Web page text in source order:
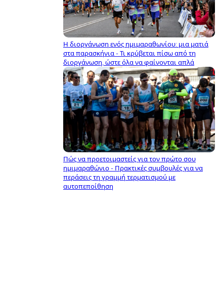
Η διοργάνωση ενός ημιμαραθωνίου: μια ματιά
στα παρασκήνια - Τι κρύβεται πίσω από τη
διοργάνωση, ώστε όλα να φαίνονται απλά
Πώς να προετοιμαστείς για τον πρώτο σου
ημιμαραθώνιο - Πρακτικές συμβουλές για να
περάσεις τη γραμμή τερματισμού με
αυτοπεποίθηση